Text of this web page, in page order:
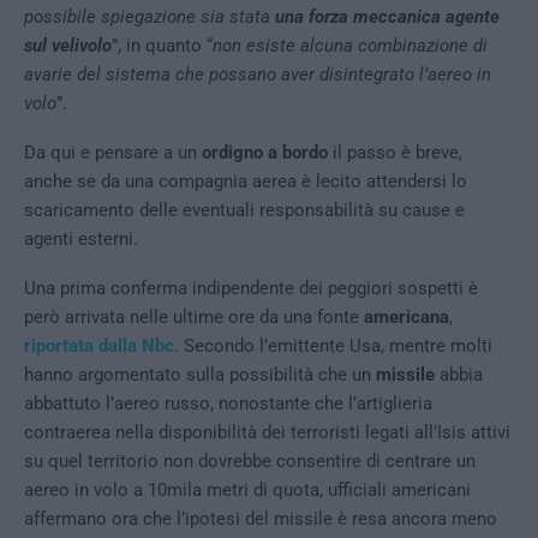
possibile spiegazione sia stata una forza meccanica agente
sul velivolo”, in quanto “non esiste alcuna combinazione di
avarie del sistema che possano aver disintegrato l’aereo in
volo”.
Da qui e pensare a un ordigno a bordo il passo è breve,
anche se da una compagnia aerea è lecito attendersi lo
scaricamento delle eventuali responsabilità su cause e
agenti esterni.
Una prima conferma indipendente dei peggiori sospetti è
però arrivata nelle ultime ore da una fonte americana,
riportata dalla Nbc . Secondo l’emittente Usa, mentre molti
hanno argomentato sulla possibilità che un missile abbia
abbattuto l’aereo russo, nonostante che l’artiglieria
contraerea nella disponibilità dei terroristi legati all’Isis attivi
su quel territorio non dovrebbe consentire di centrare un
aereo in volo a 10mila metri di quota, ufficiali americani
affermano ora che l’ipotesi del missile è resa ancora meno